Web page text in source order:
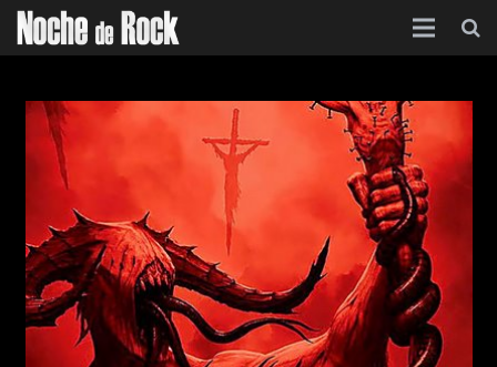
Categorías
Agenda
Foro
Contacto
Acerca de